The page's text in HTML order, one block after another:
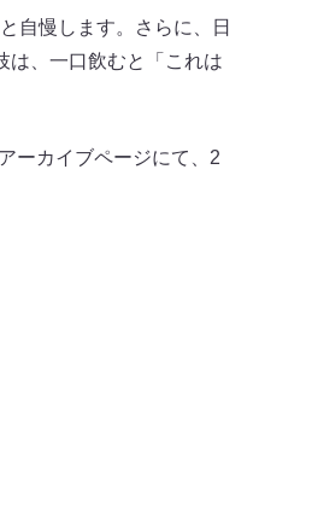
自慢します。さらに、日
は、一口飲むと「これは
ーカイブページにて、2